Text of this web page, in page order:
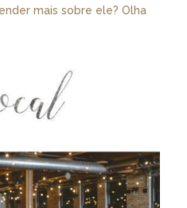
mais sobre ele? Olha